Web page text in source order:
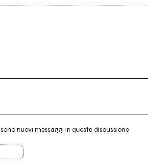
nuovi messaggi in questa discussione